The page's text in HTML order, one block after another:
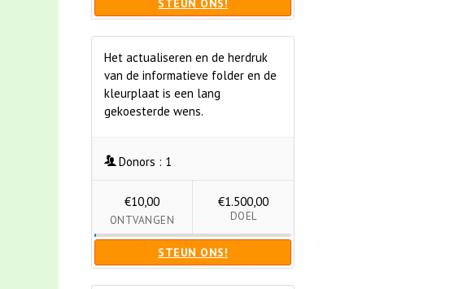
STEUN ONS!
Het actualiseren en de herdruk
van de informatieve folder en de
kleurplaat is een lang
gekoesterde wens.
Donors : 1
€10,00
ONTVANGEN
€1.500,00
DOEL
STEUN ONS!